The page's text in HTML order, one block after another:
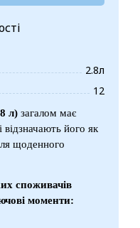
2.8л
12
л) загалом має
відзначають його як
щоденного
споживачів
моменти: